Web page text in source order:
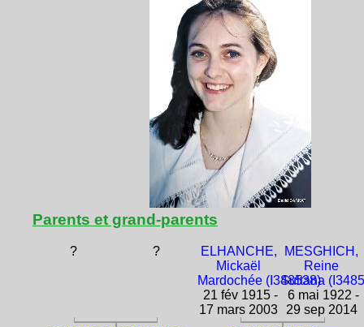
Parents et grand-parents
? ?
ELHANCHE,
Mickaël
Mardochée (I348538)
21 fév 1915 -
17 mars 2003
MESGHICH,
Reine
Sultana
6 mai 1922 -
29 sep 2014